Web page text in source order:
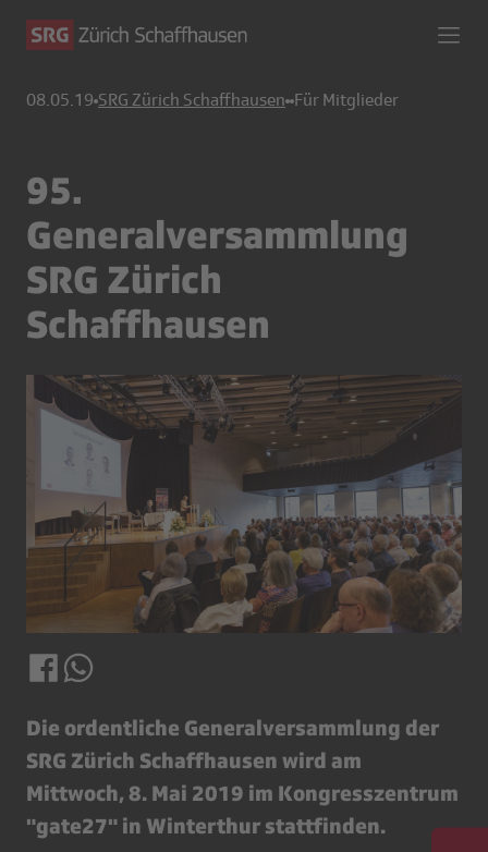
08.05.19 SRG Zürich Schaffhausen Für Mitglieder
95.
Generalversammlung
SRG Zürich
Schaffhausen
Die ordentliche Generalversammlung der
SRG Zürich Schaffhausen wird am
Mittwoch, 8. Mai 2019 im Kongresszentrum
"gate27" in Winterthur stattfinden.